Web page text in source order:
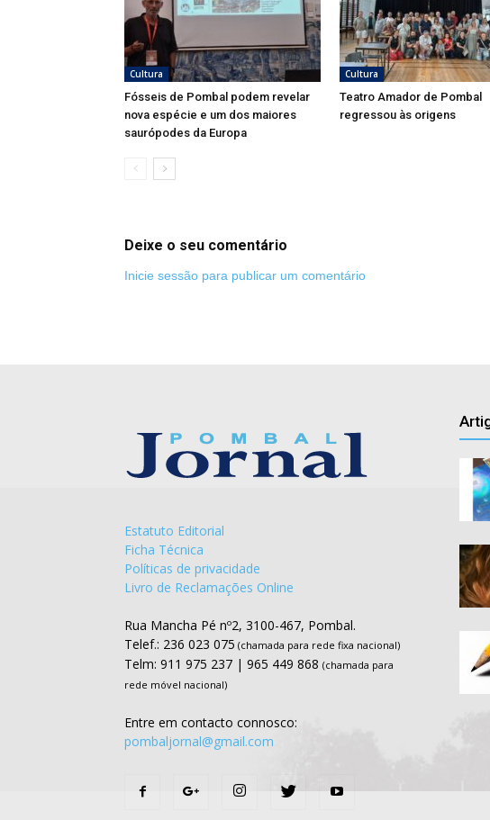
Cultura
Fósseis de Pombal podem revelar
nova espécie e um dos maiores
saurópodes da Europa
Cultura
Teatro Amador de Pombal
regressou às origens
Deixe o seu comentário
Inicie sessão para publicar um comentário
Estatuto Editorial
Ficha Técnica
Políticas de privacidade
Livro de Reclamações Online
Rua Mancha Pé nº2, 3100-467, Pombal.
Telef.: 236 023 075 (chamada para rede fixa nacional)
Telm: 911 975 237 | 965 449 868 (chamada para
rede móvel nacional)
Entre em contacto connosco:
pombaljornal@gmail.com